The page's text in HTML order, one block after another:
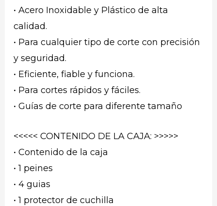
• Acero Inoxidable y Plástico de alta
calidad.
• Para cualquier tipo de corte con precisión
y seguridad.
• Eficiente, fiable y funciona.
• Para cortes rápidos y fáciles.
• Guías de corte para diferente tamaño
<<<<< CONTENIDO DE LA CAJA: >>>>>
• Contenido de la caja
• 1 peines
• 4 guias
• 1 protector de cuchilla